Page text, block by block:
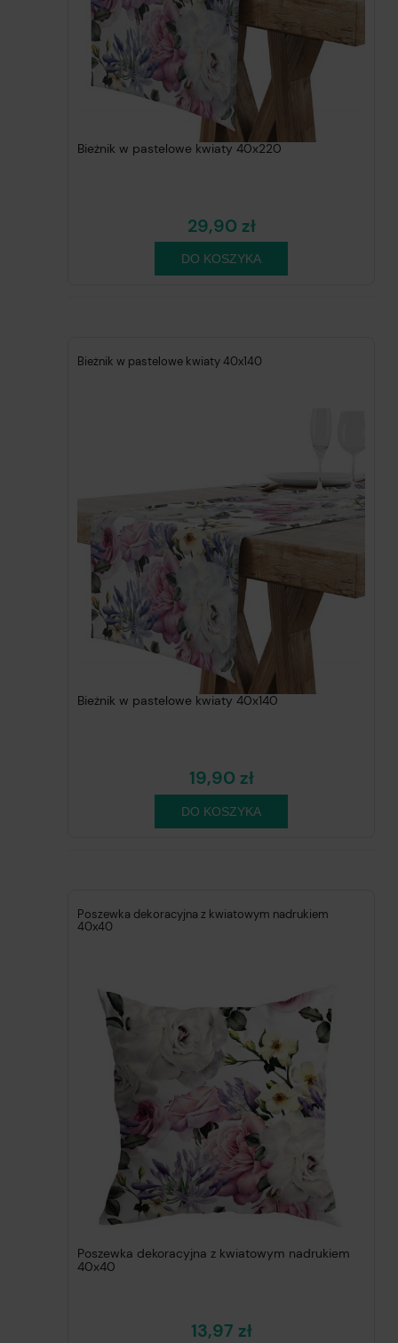
Bieżnik w pastelowe kwiaty 40x220
29,90 zł
DO KOSZYKA
Bieżnik w pastelowe kwiaty 40x140
Bieżnik w pastelowe kwiaty 40x140
19,90 zł
DO KOSZYKA
Poszewka dekoracyjna z kwiatowym nadrukiem
40x40
Poszewka dekoracyjna z kwiatowym nadrukiem
40x40
13,97 zł